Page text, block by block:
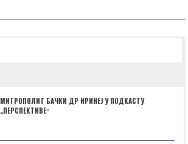
МИТРОПОЛИТ БАЧКИ ДР ИРИНЕЈ У ПОДКАСТУ
„ПЕРСПЕКТИВЕˮ